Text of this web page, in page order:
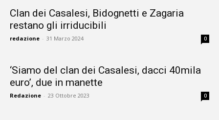
Clan dei Casalesi, Bidognetti e Zagaria
restano gli irriducibili
redazione - 31 Marzo 2024 0
‘Siamo del clan dei Casalesi, dacci 40mila
euro’, due in manette
Redazione - 23 Ottobre 2023 0